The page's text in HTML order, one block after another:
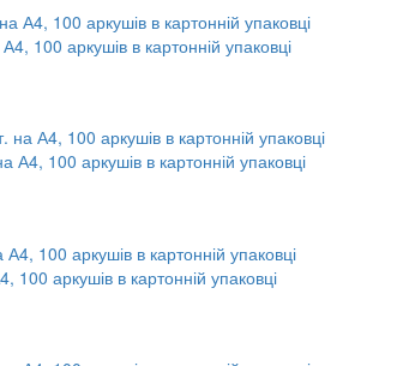
100 аркушів в картонній упаковці
100 аркушів в картонній упаковці
аркушів в картонній упаковці